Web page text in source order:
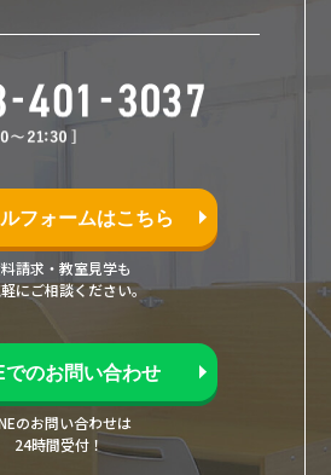
フォームはこちら
請求・教室見学も
にご相談ください。
でのお問い合わせ
のお問い合わせは
24時間受付！